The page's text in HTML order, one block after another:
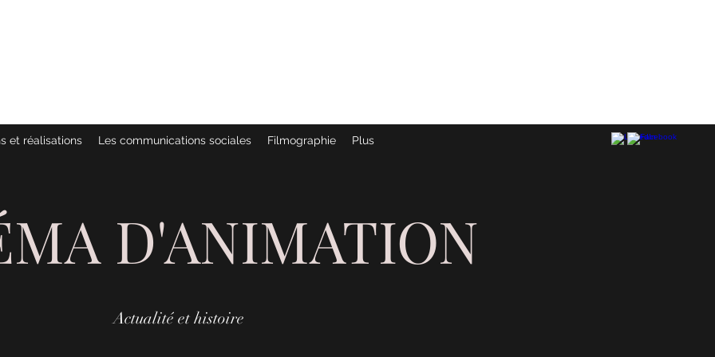
et réalisations Les communications sociales Filmographie Plus
D'ANIMATION
Actualité et histoire